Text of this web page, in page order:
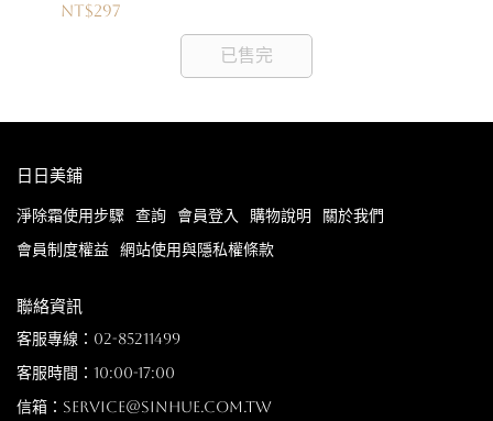
NT$297
已售完
日日美鋪
淨除霜使用步驟 查詢 會員登入 購物說明
關於我們
會員制度權益
網站使用與隱私權條款
聯絡資訊
客服專線：02-85211499
客服時間：10:00-17:00
信箱：service@sinhue.com.tw